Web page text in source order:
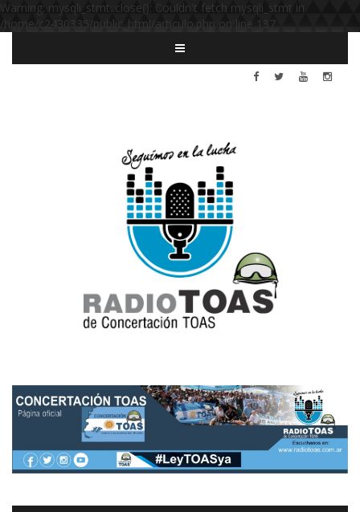
Warning: mysqli_stmt::close(): Couldn't fetch mysqli_stmt in
/home/c2430335/public_html/articulo.php on line 137